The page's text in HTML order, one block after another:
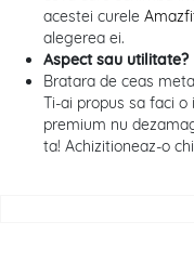
acestei curele
alegerea ei.
Aspect sau utilitate?
Bratara de ceas
Ti-ai propus sa faci
premium nu
ta! Achizitioneaz-o